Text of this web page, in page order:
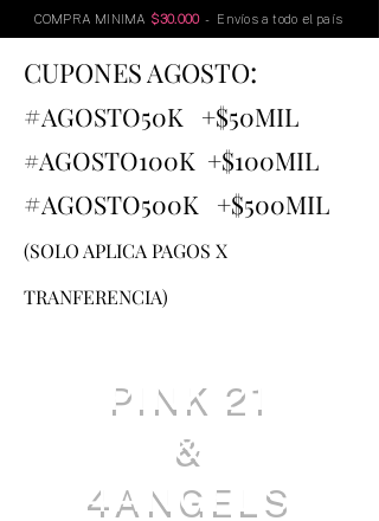
COMPRA MINIMA $30.000 - Envíos a todo el país
CUPONES AGOSTO:
#AGOSTO50K +$50MIL
#AGOSTO100K +$100MIL
#AGOSTO500K +$500MIL
(SOLO APLICA PAGOS X
TRANFERENCIA)
PINK 21
&
4ANGELS